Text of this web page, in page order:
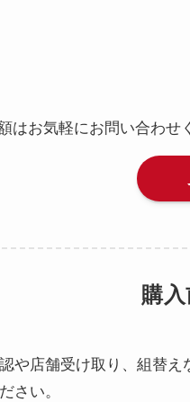
はお気軽にお問い合わせ
購
や店舗受け取り、組替
さい。